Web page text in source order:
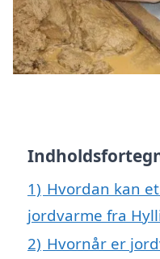
1) Hvordan kan
jordvarme fra
2) Hvornår er